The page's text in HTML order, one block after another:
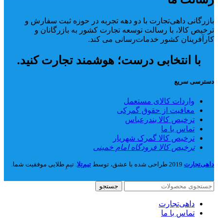
بازرگانی داهی‌تجارت با دو دهه تجربه در حوزه ثبت سفارش و
ترخیص کالا، با رسالت توسعه تجارت کشور به بازرگانان و
کارآفرینان کشور خدمات‌رسانی می کند.
با انتخابی درست؛ هوشمند تجارت کنید.
دسترسی سریع
واردات کالای مستعمل
معافیت از حقوق گمرکی
ترخیص کالا بندرعباس
تماس با ما
ترخیص کالا گمرک شهریار
ترخیص کالا فرودگاه امام خمینی
داهی‌تجارت 2019 طراحی شده با عشق، توسط تیم‌تِلا . تیمِ طلایی موفقیت شما.
جستجو
داهی‌تجارت
تماس با ما